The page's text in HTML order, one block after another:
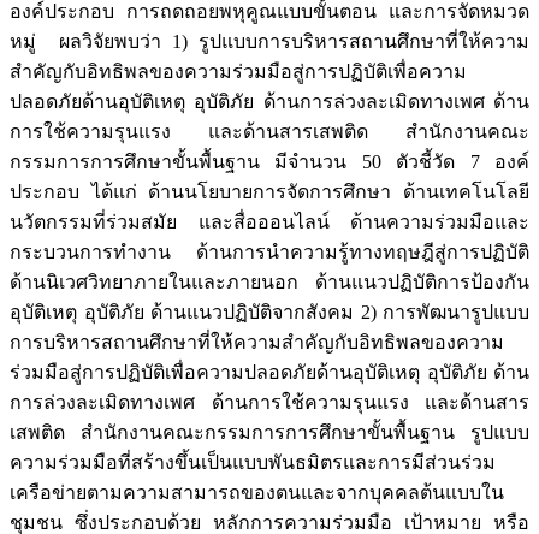
องค์ประกอบ การถดถอยพหุคูณแบบขั้นตอน และการจัดหมวด
หมู่ ผลวิจัยพบว่า 1) รูปแบบการบริหารสถานศึกษาที่ให้ความ
สำคัญกับอิทธิพลของความร่วมมือสู่การปฏิบัติเพื่อความ
ปลอดภัยด้านอุบัติเหตุ อุบัติภัย ด้านการล่วงละเมิดทางเพศ ด้าน
การใช้ความรุนแรง และด้านสารเสพติด สำนักงานคณะ
กรรมการการศึกษาขั้นพื้นฐาน มีจำนวน 50 ตัวชี้วัด 7 องค์
ประกอบ ได้แก่ ด้านนโยบายการจัดการศึกษา ด้านเทคโนโลยี
นวัตกรรมที่ร่วมสมัย และสื่อออนไลน์ ด้านความร่วมมือและ
กระบวนการทำงาน ด้านการนำความรู้ทางทฤษฎีสู่การปฏิบัติ
ด้านนิเวศวิทยาภายในและภายนอก ด้านแนวปฏิบัติการป้องกัน
อุบัติเหตุ อุบัติภัย ด้านแนวปฏิบัติจากสังคม 2) การพัฒนารูปแบบ
การบริหารสถานศึกษาที่ให้ความสำคัญกับอิทธิพลของความ
ร่วมมือสู่การปฏิบัติเพื่อความปลอดภัยด้านอุบัติเหตุ อุบัติภัย ด้าน
การล่วงละเมิดทางเพศ ด้านการใช้ความรุนแรง และด้านสาร
เสพติด สำนักงานคณะกรรมการการศึกษาขั้นพื้นฐาน รูปแบบ
ความร่วมมือที่สร้างขึ้นเป็นแบบพันธมิตรและการมีส่วนร่วม
เครือข่ายตามความสามารถของตนและจากบุคคลต้นแบบใน
ชุมชน ซึ่งประกอบด้วย หลักการความร่วมมือ เป้าหมาย หรือ